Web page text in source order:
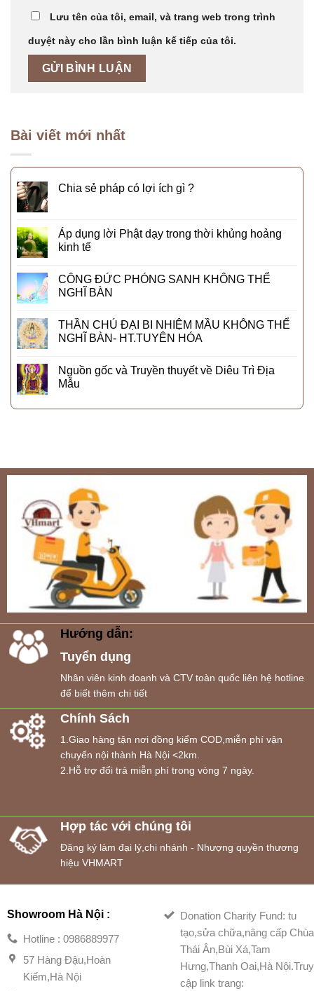
Lưu tên của tôi, email, và trang web trong trình
duyệt này cho lần bình luận kế tiếp của tôi.
Bài viết mới nhất
Chia sẻ pháp có lợi ích gì ?
Áp dụng lời Phật dạy trong thời khủng hoảng
kinh tế
CÔNG ĐỨC PHÓNG SANH KHÔNG THỂ
NGHĨ BÀN
THẦN CHÚ ĐẠI BI NHIỆM MẦU KHÔNG THỂ
NGHĨ BÀN- HT.TUYÊN HÓA
Nguồn gốc và Truyền thuyết về Diêu Trì Địa
Mẫu
Hướng dẫn:
Tuyển dụng
Nhân viên kinh doanh và CTV toàn quốc liên hệ hotline
để biết thêm chi tiết
Chính Sách
1.Giao hàng tận nơi đồng kiểm COD,miễn phí vận
chuyển nội thành Hà Nội <2km.
2.Hỗ trợ đổi trả miễn phí trong vòng 7 ngày.
Hợp tác với chúng tôi
Đăng ký làm đại lý,chi nhánh - Nhượng quyền thương
hiệu VHMART
Showroom Hà Nội :
Hotline : 0986889977
57 Hàng Đậu,Hoàn
Kiếm,Hà Nội
Donation Charity Fund: tu
tạo,sửa chữa,nâng cấp Chùa
Thái Ân,Bùi Xá,Tam
Hưng,Thanh Oai,Hà Nội.Truy
cập link trang: